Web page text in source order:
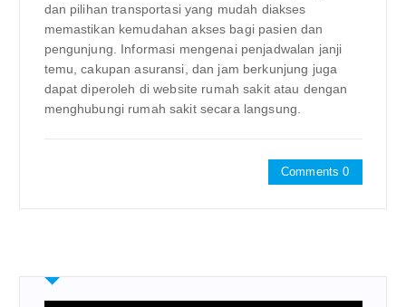
dan pilihan transportasi yang mudah diakses
memastikan kemudahan akses bagi pasien dan
pengunjung. Informasi mengenai penjadwalan janji
temu, cakupan asuransi, dan jam berkunjung juga
dapat diperoleh di website rumah sakit atau dengan
menghubungi rumah sakit secara langsung.
Comments 0